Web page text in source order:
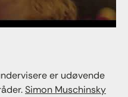
er udøvende
Simon Muschinsky